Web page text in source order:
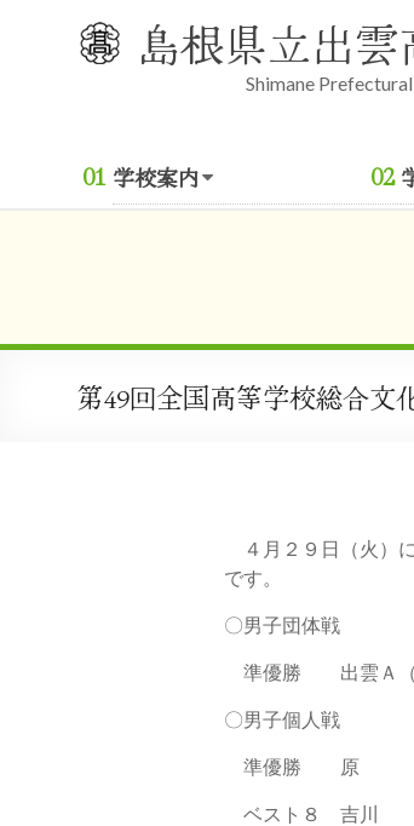
島根県立出
Shimane
学校案内
第49回全国高等学校総合
４月２９日（火）
です。
〇男子団体戦
準優勝 出雲Ａ（
〇男子個人戦
準優勝 原
ベスト８ 吉川